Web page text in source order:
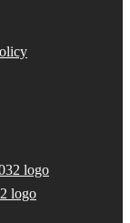
logo
logo